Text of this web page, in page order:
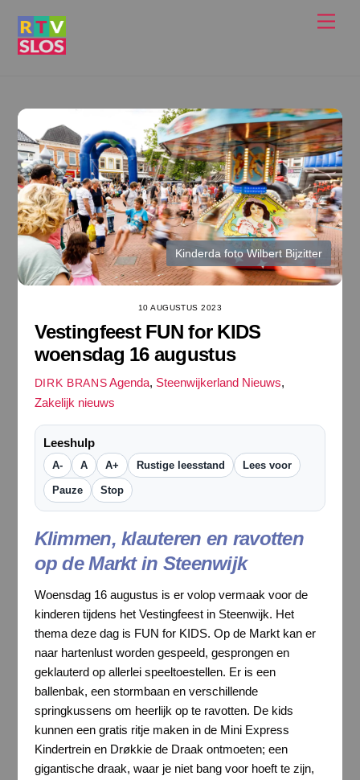
Kinderda foto Wilbert Bijzitter
10 AUGUSTUS 2023
Vestingfeest FUN for KIDS
woensdag 16 augustus
DIRK BRANS Agenda, Steenwijkerland Nieuws,
Zakelijk nieuws
Leeshulp
A- A A+ Rustige leesstand Lees voor
Pauze Stop
Klimmen, klauteren en ravotten
op de Markt in Steenwijk
Woensdag 16 augustus is er volop vermaak voor de
kinderen tijdens het Vestingfeest in Steenwijk. Het
thema deze dag is FUN for KIDS. Op de Markt kan er
naar hartenlust worden gespeeld, gesprongen en
geklauterd op allerlei speeltoestellen. Er is een
ballenbak, een stormbaan en verschillende
springkussens om heerlijk op te ravotten. De kids
kunnen een gratis ritje maken in de Mini Express
Kindertrein en Drøkkie de Draak ontmoeten; een
gigantische draak, waar je niet bang voor hoeft te zijn,